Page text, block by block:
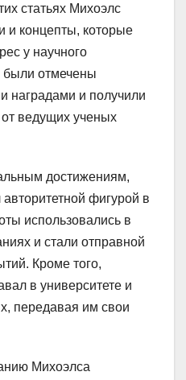
статьях Михоэлс
и концепты, которые
у научного
были отмечены
наградами и получили
ведущих ученых
достижениям,
фигурой в
использовались в
и стали отправной
Кроме того,
в университете и
передавая им свои
Михоэлса